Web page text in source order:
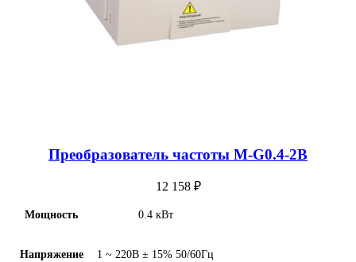
Преобразователь частоты M-G0.4-2B
12 158 ₽
Мощность 0.4 кВт
Напряжение 1 ~ 220В ± 15% 50/60Гц